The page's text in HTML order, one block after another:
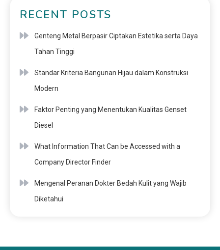
RECENT POSTS
Genteng Metal Berpasir Ciptakan Estetika serta Daya
Tahan Tinggi
Standar Kriteria Bangunan Hijau dalam Konstruksi
Modern
Faktor Penting yang Menentukan Kualitas Genset
Diesel
What Information That Can be Accessed with a
Company Director Finder
Mengenal Peranan Dokter Bedah Kulit yang Wajib
Diketahui